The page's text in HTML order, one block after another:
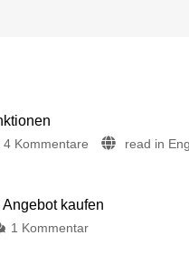
4 Kommentare zu
5.72:
read in
kaufen
1 Kommentarzu